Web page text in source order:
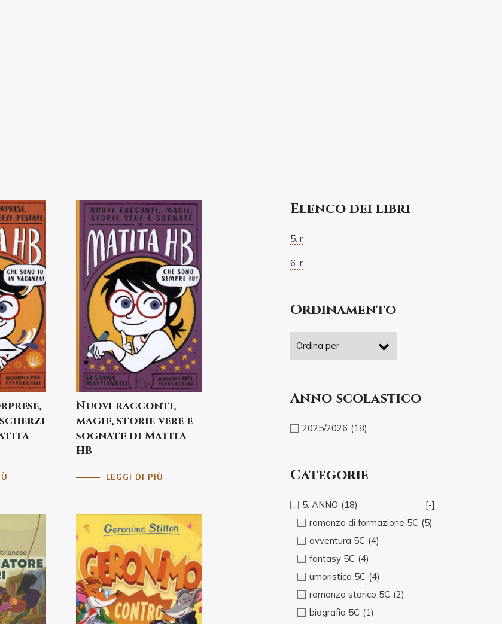
Nuovi racconti,
magie, storie vere e
sognate di Matita
HB
LEGGI DI PIÙ
Elenco dei libri
5. r
6. r
Ordinamento
Anno scolastico
2025/2026 (18)
Categorie
5. ANNO (18)
[-]
romanzo di formazione 5C (5)
avventura 5C (4)
fantasy 5C (4)
umoristico 5C (4)
romanzo storico 5C (2)
biografia 5C (1)